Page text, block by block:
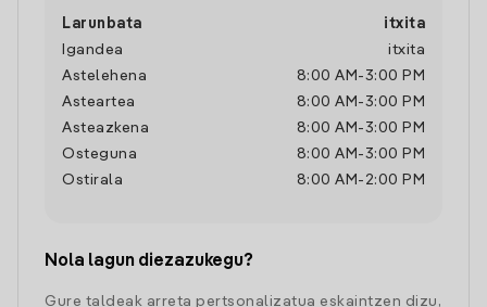
Larunbata
itxita
Igandea
itxita
Astelehena
8:00 AM -3:00 PM
Asteartea
8:00 AM -3:00 PM
Asteazkena
8:00 AM -3:00 PM
Osteguna
8:00 AM -3:00 PM
Ostirala
8:00 AM - 2:00 PM
Nola lagun diezazukegu?
Gure taldeak arreta pertsonalizatua eskaintzen dizu,